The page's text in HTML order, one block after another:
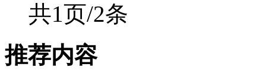
共1页/2条
推荐内容